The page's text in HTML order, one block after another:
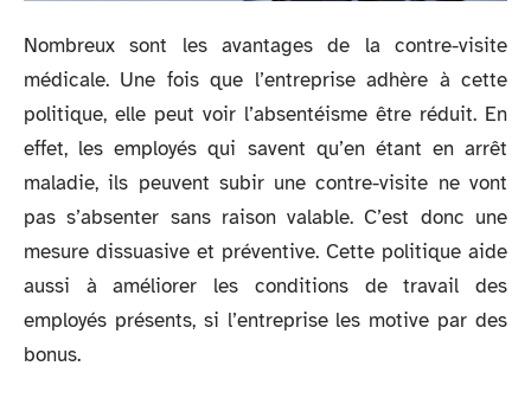
Nombreux sont les avantages de la contre-visite
médicale. Une fois que l’entreprise adhère à cette
politique, elle peut voir l’absentéisme être réduit. En
effet, les employés qui savent qu’en étant en arrêt
maladie, ils peuvent subir une contre-visite ne vont
pas s’absenter sans raison valable. C’est donc une
mesure dissuasive et préventive. Cette politique aide
aussi à améliorer les conditions de travail des
employés présents, si l’entreprise les motive par des
bonus.